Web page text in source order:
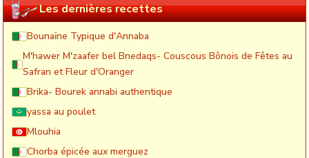
Les dernières recettes
Bounaïne Typique d'Annaba
M'hawer M'zaafer bel Bnedaqs- Couscous Bônois de Fêtes au
Safran et Fleur d'Oranger
Brika- Bourek annabi authentique
yassa au poulet
Mlouhia
Chorba épicée aux merguez